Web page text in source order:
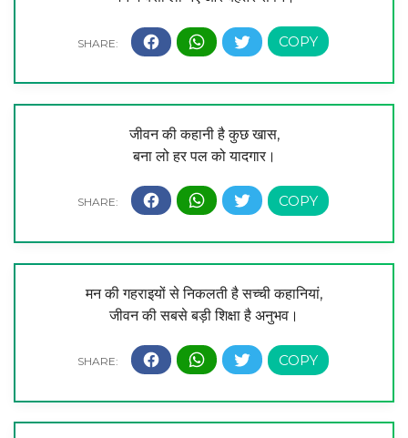
जीवन की कहानी है कुछ खास,
बना लो हर पल को यादगार।
मन की गहराइयों से निकलती है सच्ची कहानियां,
जीवन की सबसे बड़ी शिक्षा है अनुभव।